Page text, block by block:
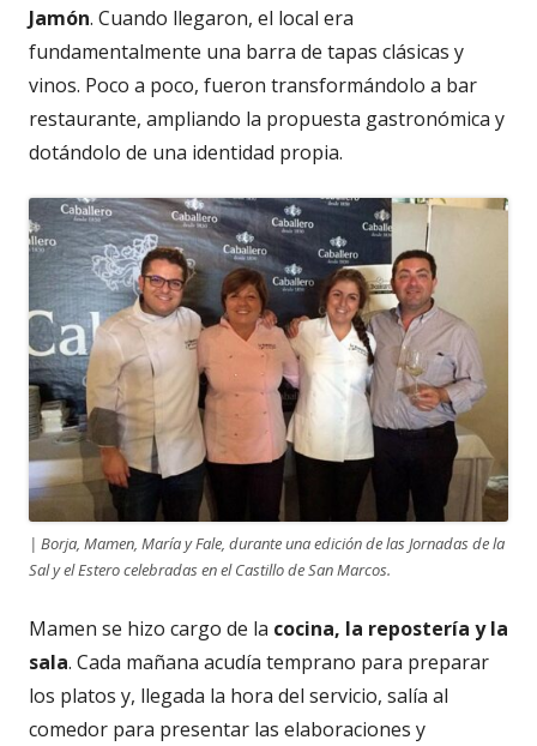
Jamón. Cuando llegaron, el local era
fundamentalmente una barra de tapas clásicas y
vinos. Poco a poco, fueron transformándolo a bar
restaurante, ampliando la propuesta gastronómica y
dotándolo de una identidad propia.
| Borja, Mamen, María y Fale, durante una edición de las Jornadas de la
Sal y el Estero celebradas en el Castillo de San Marcos.
Mamen se hizo cargo de la cocina, la repostería y la
sala. Cada mañana acudía temprano para preparar
los platos y, llegada la hora del servicio, salía al
comedor para presentar las elaboraciones y